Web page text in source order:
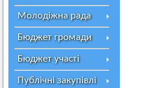
Молодіжна рада
Бюджет громади
Бюджет участі
Публічні закупівлі